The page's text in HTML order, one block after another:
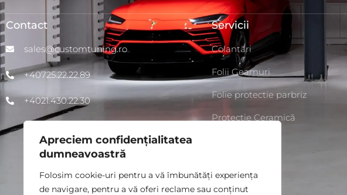
Apreciem confidențialitatea
dumneavoastră
Folosim cookie-uri pentru a vă îmbunătăți experiența
de navigare, pentru a vă oferi reclame sau conținut
Contact
sales@customtuning.ro
+40725.22.22.89
+4021.430.22.30
Servicii
Colantări
Folii Geamuri
Folie protectie parbriz
Protecție Ceramică